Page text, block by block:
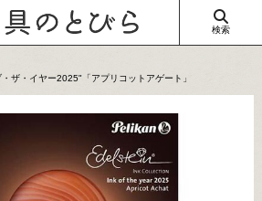
検索
ザ・イヤー2025"「アプリコットアゲート」